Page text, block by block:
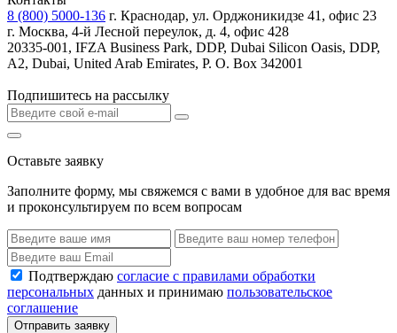
8 (800) 5000-136 г. Краснодар, ул. Орджоникидзе 41, офис 23
г. Москва, 4-й Лесной переулок, д. 4, офис 428
20335-001, IFZA Business Park, DDP, Dubai Silicon Oasis, DDP,
A2, Dubai, United Arab Emirates, P. O. Box 342001
Подпишитесь на рассылку
Оставьте заявку
Заполните форму, мы свяжемся с вами в удобное для вас время
и проконсультируем по всем вопросам
Подтверждаю согласие с правилами обработки
персональных данных и принимаю пользовательское
соглашение
Отправить заявку